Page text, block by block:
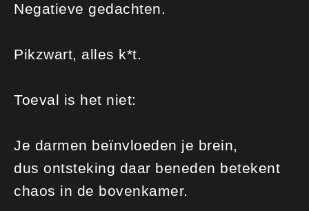
Negatieve gedachten.
Pikzwart, alles k*t.
Toeval is het niet:
Je darmen beïnvloeden je brein,
dus ontsteking daar beneden betekent
chaos in de bovenkamer.